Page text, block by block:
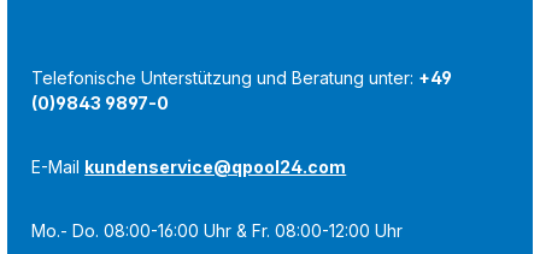
Telefonische Unterstützung und Beratung unter: +49
(0)9843 9897-0
E-Mail kundenservice@qpool24.com
Mo.- Do. 08:00-16:00 Uhr & Fr. 08:00-12:00 Uhr